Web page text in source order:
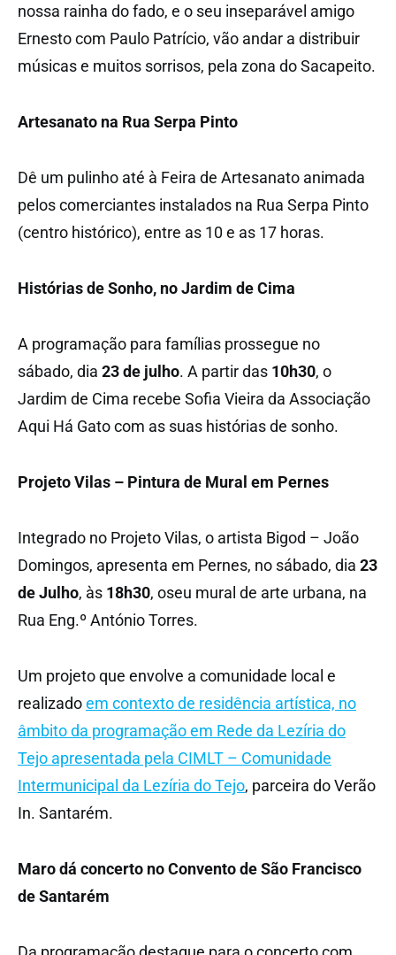
nossa rainha do fado, e o seu inseparável amigo
Ernesto com Paulo Patrício, vão andar a distribuir
músicas e muitos sorrisos, pela zona do Sacapeito.
Artesanato na Rua Serpa Pinto
Dê um pulinho até à Feira de Artesanato animada
pelos comerciantes instalados na Rua Serpa Pinto
(centro histórico), entre as 10 e as 17 horas.
Histórias de Sonho, no Jardim de Cima
A programação para famílias prossegue no
sábado, dia 23 de julho. A partir das 10h30, o
Jardim de Cima recebe Sofia Vieira da Associação
Aqui Há Gato com as suas histórias de sonho.
Projeto Vilas – Pintura de Mural em Pernes
Integrado no Projeto Vilas, o artista Bigod – João
Domingos, apresenta em Pernes, no sábado, dia 23
de Julho, às 18h30, oseu mural de arte urbana, na
Rua Eng.º António Torres.
Um projeto que envolve a comunidade local e
realizadoem contexto de residência artística, no
âmbito da programação em Rede da Lezíria do
Tejo apresentada pela CIMLT – Comunidade
Intermunicipal da Lezíria do Tejo, parceira do Verão
In. Santarém.
Maro dá concerto no Convento de São Francisco
de Santarém